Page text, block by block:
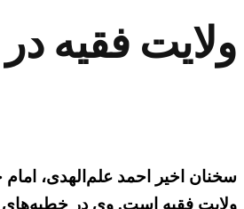
ولایت فقیه در
سخنان اخیر احمد علم‌الهدی،
ولایت فقیه است. وی در خطبه‌های نماز جمعه ۱۶